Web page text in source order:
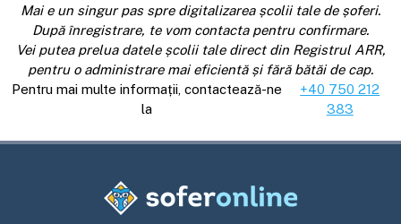
Mai e un singur pas spre digitalizarea școlii tale de șoferi.
După înregistrare, te vom contacta pentru confirmare.
Vei putea prelua datele școlii tale direct din Registrul ARR,
pentru o administrare mai eficientă și fără bătăi de cap.
Pentru mai multe informații, contactează-ne
la
+40 750 212
383